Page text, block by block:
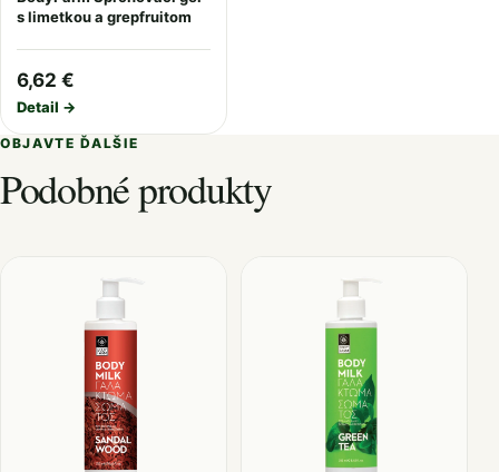
s limetkou a grepfruitom
6,62 €
Detail →
OBJAVTE ĎALŠIE
Podobné produkty